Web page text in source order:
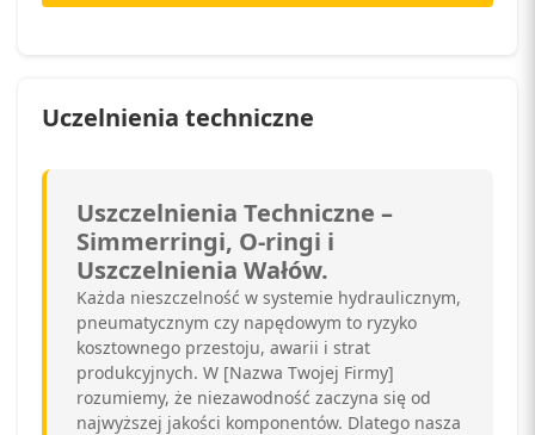
Uczelnienia techniczne
Uszczelnienia Techniczne –
Simmerringi, O-ringi i
Uszczelnienia Wałów.
Każda nieszczelność w systemie hydraulicznym,
pneumatycznym czy napędowym to ryzyko
kosztownego przestoju, awarii i strat
produkcyjnych. W [Nazwa Twojej Firmy]
rozumiemy, że niezawodność zaczyna się od
najwyższej jakości komponentów. Dlatego nasza